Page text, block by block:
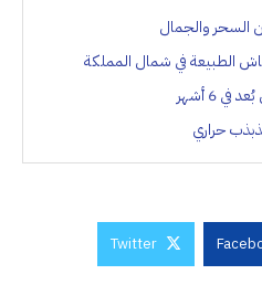
السحر والجمال
الطبيعة في شمال المملكة
حراري
Twitter